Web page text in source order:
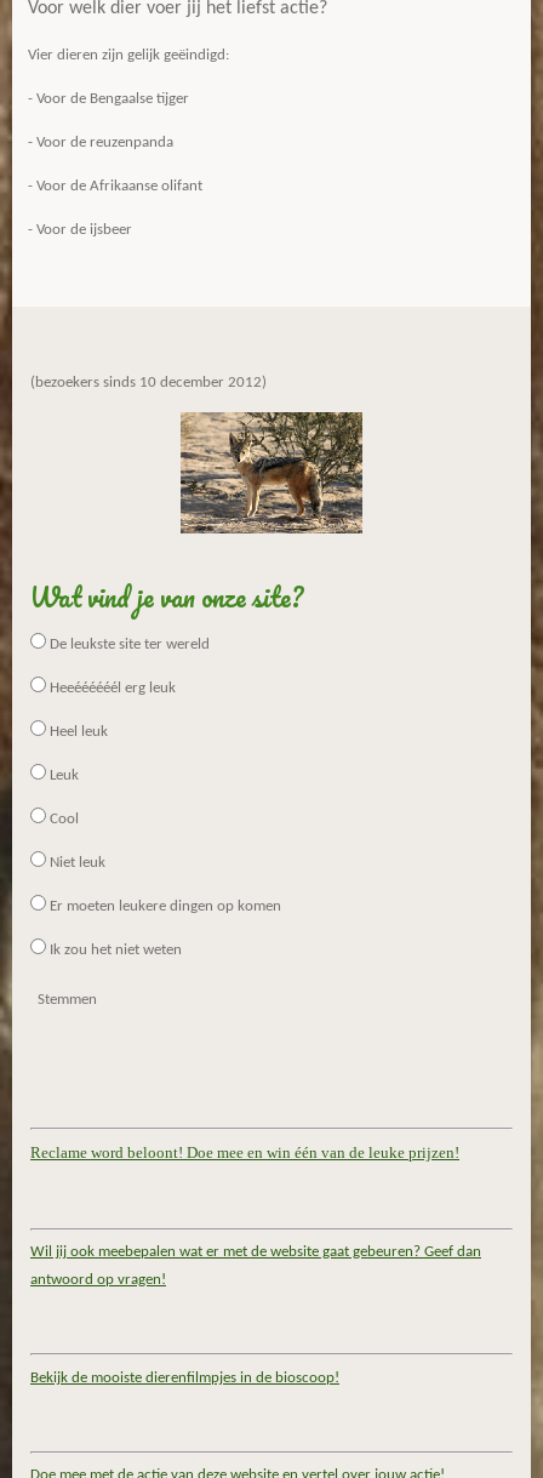
Voor welk dier voer jij het liefst actie?
Vier dieren zijn gelijk geëindigd:
- Voor de Bengaalse tijger
- Voor de reuzenpanda
- Voor de Afrikaanse olifant
- Voor de ijsbeer
(bezoekers sinds 10 december 2012)
Wat vind je van onze site?
De leukste site ter wereld
Heeéééééél erg leuk
Heel leuk
Leuk
Cool
Niet leuk
Er moeten leukere dingen op komen
Ik zou het niet weten
Stemmen
Reclame word beloont! Doe mee en win één van de leuke prijzen!
Wil jij ook meebepalen wat er met de website gaat gebeuren? Geef dan
antwoord op vragen!
Bekijk de mooiste dierenfilmpjes in de bioscoop!